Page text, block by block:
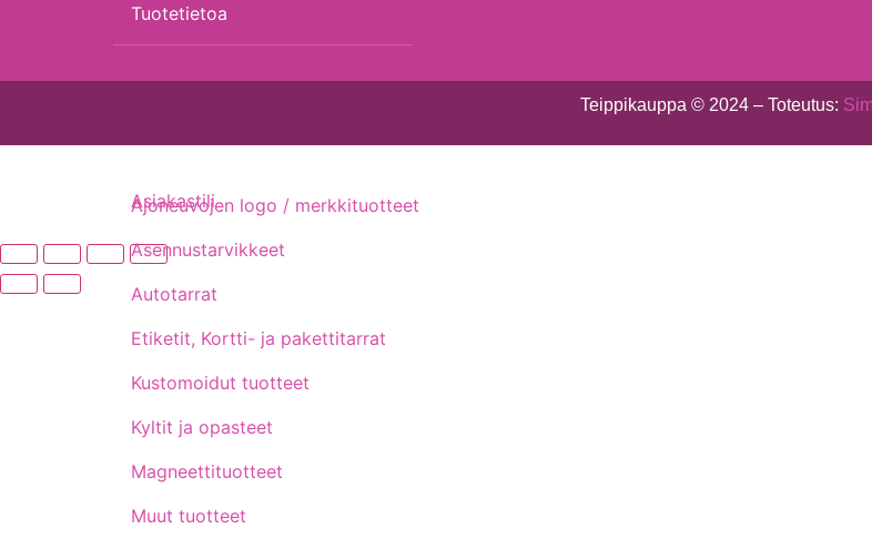
Tuotetietoa
Teippikauppa © 2024 – Toteutus:
Ajoneuvojen logo / merkkituotteet
Asennustarvikkeet
Autotarrat
Etiketit, Kortti- ja pakettitarrat
Kustomoidut tuotteet
Kyltit ja opasteet
Magneettituotteet
Muut tuotteet
Asiakastili